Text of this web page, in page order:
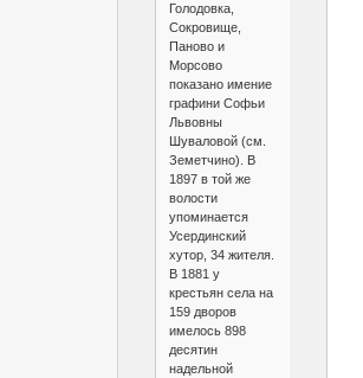
Голодовка,
Сокровище,
Паново и
Морсово
показано имение
графини Софьи
Львовны
Шуваловой (см.
Земетчино). В
1897 в той же
волости
упоминается
Усердинский
хутор, 34 жителя.
В 1881 у
крестьян села на
159 дворов
имелось 898
десятин
надельной